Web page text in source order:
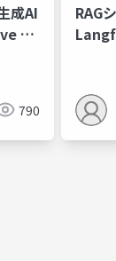
成AI
AI
790
RAG